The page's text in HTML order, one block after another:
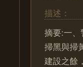
描述：
摘要:一
掃黑與掃
建設之餘